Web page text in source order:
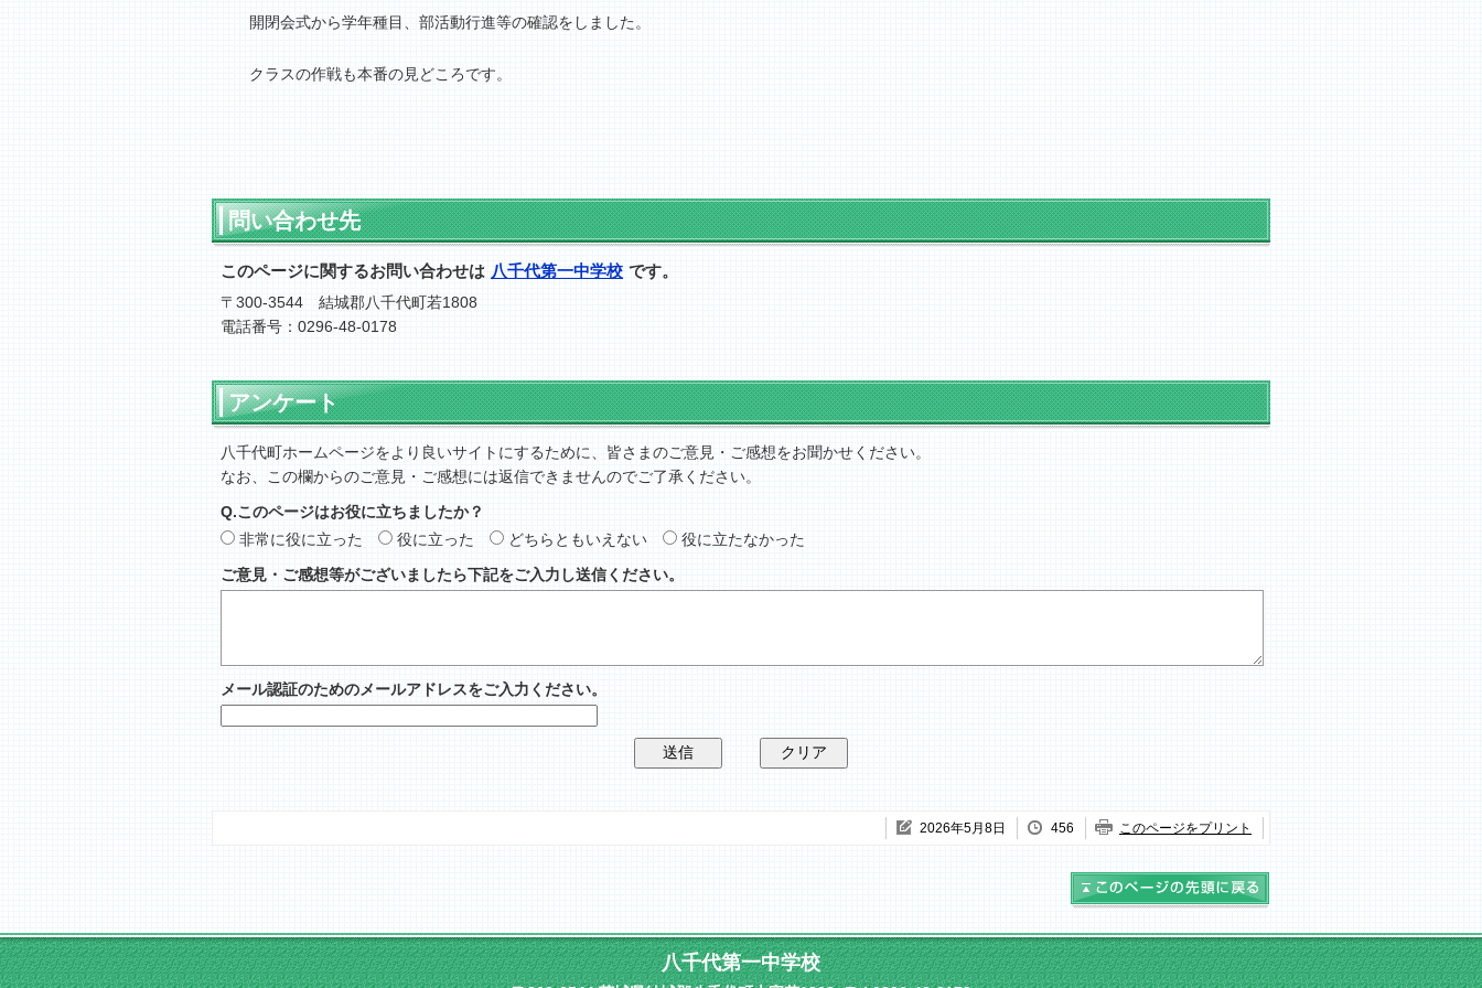
開閉会式から学年種目、部活動行進等の確認をしました。
クラスの作戦も本番の見どころです。
問い合わせ先
このページに関するお問い合わせは 八千代第一中学校 です。
〒300-3544 結城郡八千代町若1808
電話番号：0296-48-0178
アンケート
八千代町ホームページをより良いサイトにするために、皆さまのご意見・ご感想をお聞かせください。
なお、この欄からのご意見・ご感想には返信できませんのでご了承ください。
Q.このページはお役に立ちましたか？
非常に役に立った
役に立った どちらともいえない
役に立たなかった
ご意見・ご感想等がございましたら下記をご入力し送信ください。
メール認証のためのメールアドレスをご入力ください。
2026年5月8日 456 このページをプリント
八千代第一中学校